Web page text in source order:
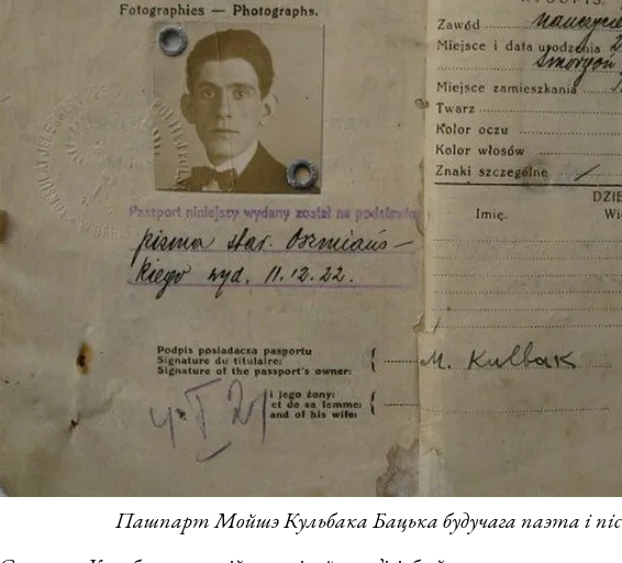
Пашпарт Мойшэ Кульбака Бацька будучага паэта і